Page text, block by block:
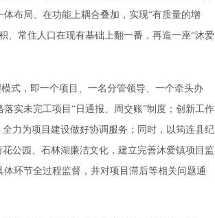
布局、在功能上耦合叠加，实现“有质量的增
、常住人口在现有基础上翻一番，再造一座“沐爱
式，即一个项目、一名分管领导、一个牵头办
实未完工项目“日通报、周交账”制度；创新工作
力为项目建设做好协调服务；同时，以筠连县纪
公园、石林湖廉洁文化，建立完善沐爱镇项目监
环节全过程监督，并对项目滞后等相关问题通